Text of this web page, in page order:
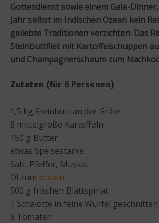
Gottesdienst sowie einem Gala-
Jahr selbst im Indischen Ozean kein
geliebte Traditionen verzichten. Das
Steinbuttfilet mit Kartoffelschuppen
und Champagnerschaum zum
Zutaten (für 6 Personen)
1,5 kg Steinbutt an der Gräte
8 mittelgroße Kartoffeln
150 g Butter
etwas Speisestärke
Salz, Pfeffer, Muskat
Öl zum braten
500 g frischen Blattspinat
1 Schalotte in feine Würfel geschnitten
8 Tomaten